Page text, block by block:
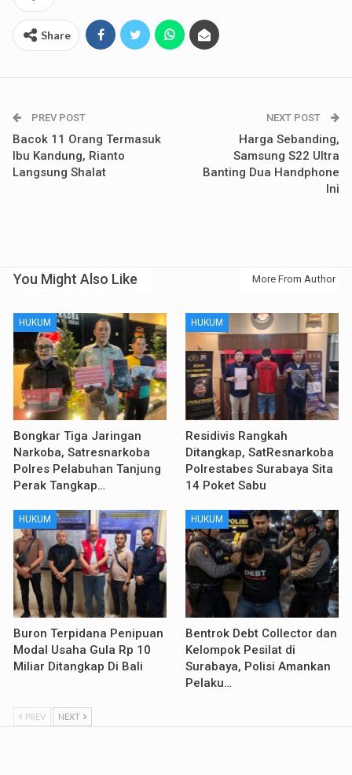
Share
PREV POST
Bacok 11 Orang Termasuk
Ibu Kandung, Rianto
Langsung Shalat
NEXT POST
Harga Sebanding,
Samsung S22 Ultra
Banting Dua Handphone
Ini
You Might Also Like More From Author
HUKUM
Bongkar Tiga Jaringan
Narkoba, Satresnarkoba
Polres Pelabuhan Tanjung
Perak Tangkap…
HUKUM
Residivis Rangkah
Ditangkap, SatResnarkoba
Polrestabes Surabaya Sita
14 Poket Sabu
HUKUM
Buron Terpidana Penipuan
Modal Usaha Gula Rp 10
Miliar Ditangkap Di Bali
HUKUM
Bentrok Debt Collector dan
Kelompok Pesilat di
Surabaya, Polisi Amankan
Pelaku…
PREV NEXT